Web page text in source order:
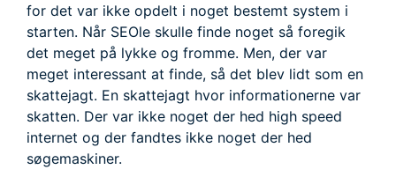
for det var ikke opdelt i noget bestemt system i
starten. Når SEOle skulle finde noget så foregik
det meget på lykke og fromme. Men, der var
meget interessant at finde, så det blev lidt som en
skattejagt. En skattejagt hvor informationerne var
skatten. Der var ikke noget der hed high speed
internet og der fandtes ikke noget der hed
søgemaskiner.